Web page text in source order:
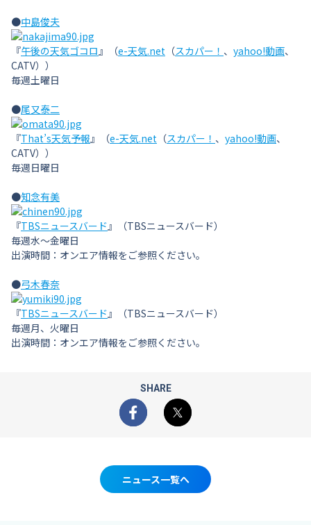
●中島俊夫
『午後の天気ゴコロ』（e-天気.net （スカパー！ 、 yahoo!動画、
CATV））
毎週土曜日
●尾又泰二
『That’s天気予報』（e-天気.net （スカパー！ 、 yahoo!動画、
CATV））
毎週日曜日
●知念有美
『TBSニュースバード』（TBSニュースバード）
毎週水〜金曜日
出演時間：オンエア情報をご参照ください。
●弓木春奈
『TBSニュースバード』（TBSニュースバード）
毎週月、火曜日
出演時間：オンエア情報をご参照ください。
SHARE
Facebook
X
ニュース一覧へ